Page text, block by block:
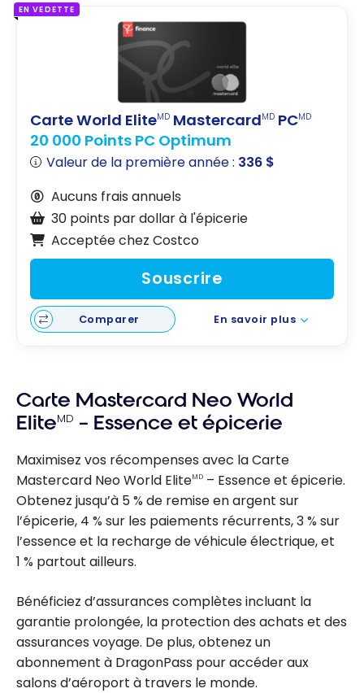
EN VEDETTE
Carte World EliteMD MastercardMD PCMD
20 000 Points PC Optimum
Valeur de la première année : 336 $
Aucuns frais annuels
30 points par dollar à l'épicerie
Acceptée chez Costco
Souscrire
Comparer En savoir plus
Carte Mastercard Neo World
EliteMD – Essence et épicerie
Maximisez vos récompenses avec la Carte
Mastercard Neo World EliteMD – Essence et épicerie.
Obtenez jusqu’à 5 % de remise en argent sur
l’épicerie, 4 % sur les paiements récurrents, 3 % sur
l’essence et la recharge de véhicule électrique, et
1 % partout ailleurs.
Bénéficiez d’assurances complètes incluant la
garantie prolongée, la protection des achats et des
assurances voyage. De plus, obtenez un
abonnement à DragonPass pour accéder aux
salons d’aéroport à travers le monde.